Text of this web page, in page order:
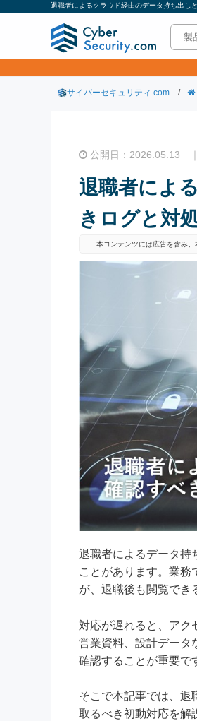
退職者によるクラウド経由のデータ持ち出し
サイバーセキュリティ.com /
公開日：2026.05.13
退職者によ
きログと対
本コンテンツには広告を含み
退職者によるデータ持
ことがあります。業
が、退職後も閲覧でき
対応が遅れると、アク
営業資料、設計データ
確認することが重要で
そこで本記事では、退
取るべき初動対応を解